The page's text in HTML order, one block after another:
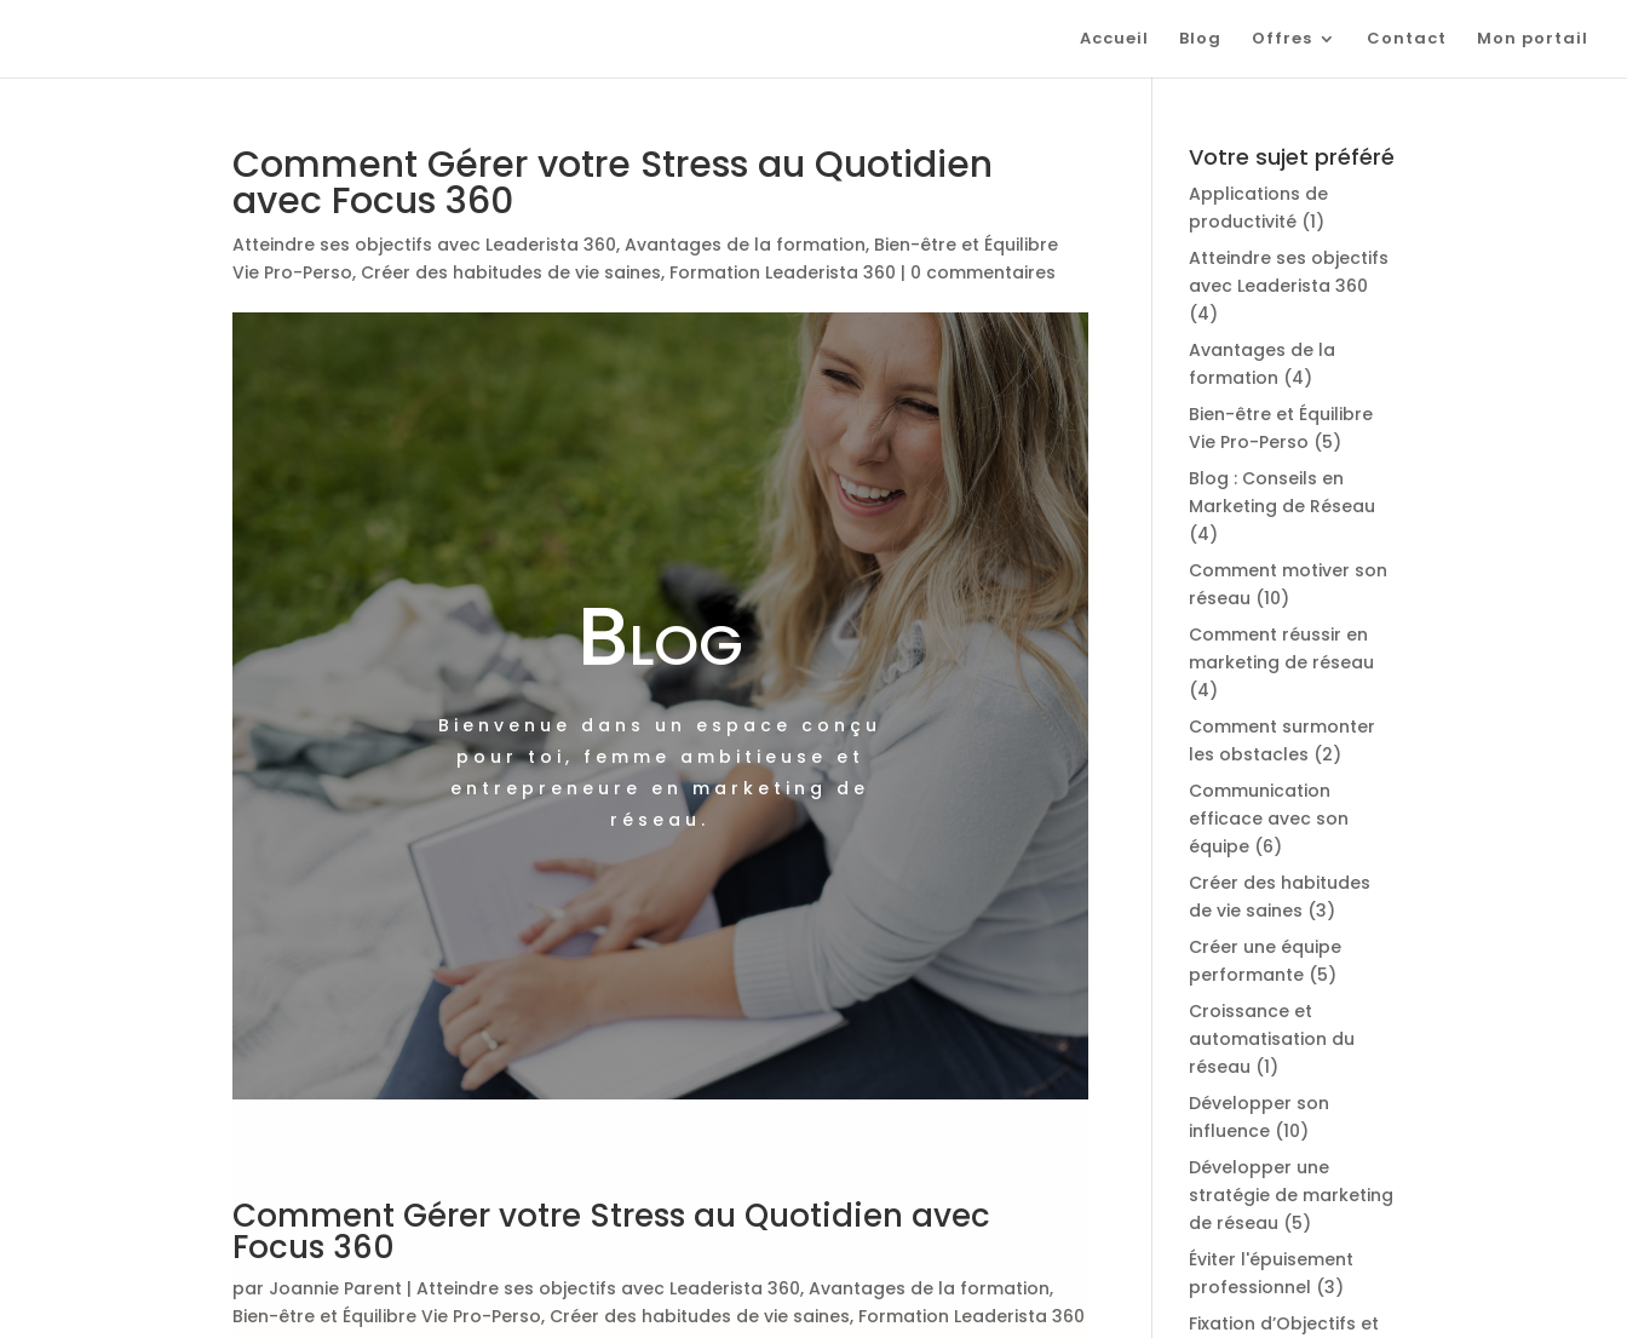
Accueil Blog Offres Contact Mon portail
Comment Gérer votre Stress au Quotidien
avec Focus 360
Atteindre ses objectifs avec Leaderista 360, Avantages de la formation, Bien-être et Équilibre
Vie Pro-Perso, Créer des habitudes de vie saines, Formation Leaderista 360 | 0 commentaires
Blog
Bienvenue dans un espace conçu
pour toi, femme ambitieuse et
entrepreneure en marketing de
réseau.
Comment Gérer votre Stress au Quotidien avec
Focus 360
par Joannie Parent | Atteindre ses objectifs avec Leaderista 360, Avantages de la formation,
Bien-être et Équilibre Vie Pro-Perso, Créer des habitudes de vie saines, Formation Leaderista 360
Votre sujet préféré
Applications de
productivité(1)
Atteindre ses objectifs
avec Leaderista 360
(4)
Avantages de la
formation (4)
Bien-être et Équilibre
Vie Pro-Perso (5)
Blog : Conseils en
Marketing de Réseau
(4)
Comment motiver son
réseau (10)
Comment réussir en
marketing de réseau
(4)
Comment surmonter
les obstacles (2)
Communication
efficace avec son
équipe(6)
Créer des habitudes
de vie saines (3)
Créer une équipe
performante(5)
Croissance et
automatisation du
réseau (1)
Développer son
influence(10)
Développer une
stratégie de marketing
de réseau (5)
Éviter l'épuisement
professionnel (3)
Fixation d’Objectifs et